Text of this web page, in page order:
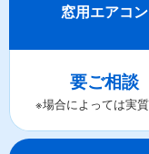
窓用エアコン
要ご相談
※場合によっては実